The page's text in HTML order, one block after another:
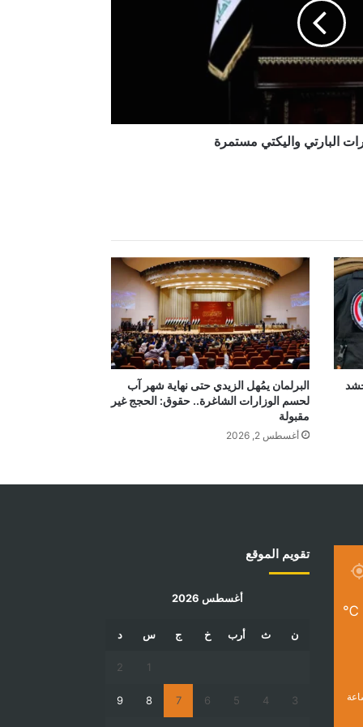
البارتي واليكتي مستمرة
البرلمان يمُهل الزيدي حتى نهاية شهر آب
لحسم الوزارات الشاغرة.. حقوق: الحجج غير
مقبولة
أغسطس 2, 2026
℃
تقويم الموقع
أغسطس 2026
ن ث أرب خ ج س د
1
2
3
4
5
6
7
8
9